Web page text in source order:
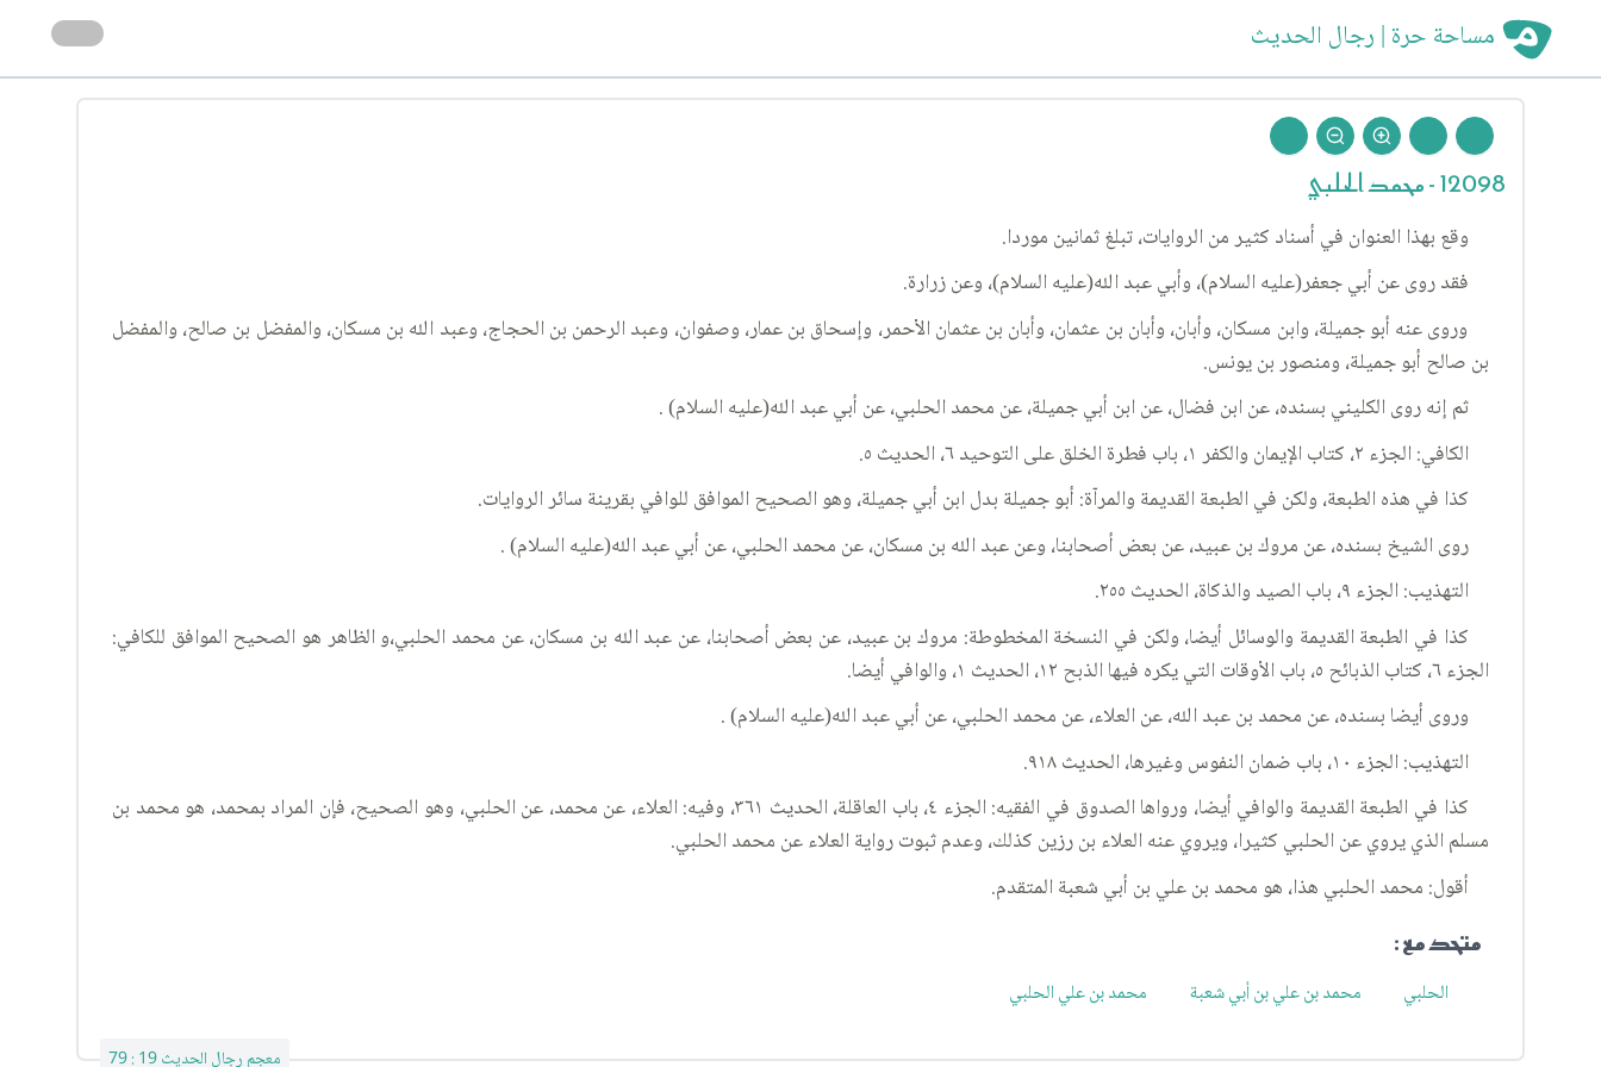
مساحة حرة | رجال الحديث
12098 - محمد الحلبي
وقع بهذا العنوان في أسناد كثير من الروايات، تبلغ ثمانين موردا.
فقد روى عن أبي جعفر(عليه السلام)، وأبي عبد الله(عليه السلام)، وعن زرارة.
وروى عنه أبو جميلة، وابن مسكان، وأبان، وأبان بن عثمان، وأبان بن عثمان الأحمر، وإسحاق بن عمار، وصفوان، وعبد الرحمن بن الحجاج، وعبد الله بن مسكان، والمفضل بن صالح، والمفضل
بن صالح أبو جميلة، ومنصور بن يونس.
ثم إنه روى الكليني بسنده، عن ابن فضال، عن ابن أبي جميلة، عن محمد الحلبي، عن أبي عبد الله(عليه السلام) .
الكافي: الجزء ٢، كتاب الإيمان والكفر ١، باب فطرة الخلق على التوحيد ٦، الحديث ٥.
كذا في هذه الطبعة، ولكن في الطبعة القديمة والمرآة: أبو جميلة بدل ابن أبي جميلة، وهو الصحيح الموافق للوافي بقرينة سائر الروايات.
روى الشيخ بسنده، عن مروك بن عبيد، عن بعض أصحابنا، وعن عبد الله بن مسكان، عن محمد الحلبي، عن أبي عبد الله(عليه السلام) .
التهذيب: الجزء ٩، باب الصيد والذكاة، الحديث ٢٥٥.
كذا في الطبعة القديمة والوسائل أيضا، ولكن في النسخة المخطوطة: مروك بن عبيد، عن بعض أصحابنا، عن عبد الله بن مسكان، عن محمد الحلبي،و الظاهر هو الصحيح الموافق للكافي:
الجزء ٦، كتاب الذبائح ٥، باب الأوقات التي يكره فيها الذبح ١٢، الحديث ١، والوافي أيضا.
وروى أيضا بسنده، عن محمد بن عبد الله، عن العلاء، عن محمد الحلبي، عن أبي عبد الله(عليه السلام) .
التهذيب: الجزء ١٠، باب ضمان النفوس وغيرها، الحديث ٩١٨.
كذا في الطبعة القديمة والوافي أيضا، ورواها الصدوق في الفقيه: الجزء ٤، باب العاقلة، الحديث ٣٦١، وفيه: العلاء، عن محمد، عن الحلبي، وهو الصحيح، فإن المراد بمحمد، هو محمد بن
مسلم الذي يروي عن الحلبي كثيرا، ويروي عنه العلاء بن رزين كذلك، وعدم ثبوت رواية العلاء عن محمد الحلبي.
أقول: محمد الحلبي هذا، هو محمد بن علي بن أبي شعبة المتقدم.
متحد مع :
الحلبي محمد بن علي بن أبي شعبة محمد بن علي الحلبي
معجم رجال الحديث 19 : 79